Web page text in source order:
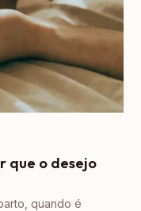
que o desejo
quando é